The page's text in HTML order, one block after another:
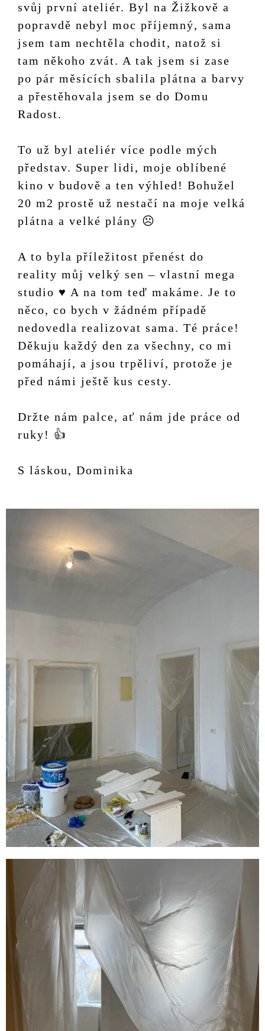
svůj první ateliér. Byl na Žižkově a
popravdě nebyl moc příjemný, sama
jsem tam nechtěla chodit, natož si
tam někoho zvát. A tak jsem si zase
po pár měsících sbalila plátna a barvy
a přestěhovala jsem se do Domu
Radost.
To už byl ateliér více podle mých
představ. Super lidi, moje oblíbené
kino v budově a ten výhled! Bohužel
20 m2 prostě už nestačí na moje velká
plátna a velké plány ☹️
A to byla příležitost přenést do
reality můj velký sen – vlastní mega
studio ♥️ A na tom teď makáme. Je to
něco, co bych v žádném případě
nedovedla realizovat sama. Té práce!
Děkuju každý den za všechny, co mi
pomáhají, a jsou trpěliví, protože je
před námi ještě kus cesty.
Držte nám palce, ať nám jde práce od
ruky! 👍
S láskou, Dominika